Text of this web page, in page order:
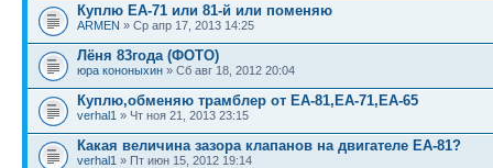
Куплю ЕА-71 или 81-й или поменяю
ARMEN » Ср апр 17, 2013 14:25
Лёня 83года (ФОТО)
юра кононыхин » Сб авг 18, 2012 20:04
Куплю,обменяю трамблер от ЕА-81,ЕА-71,ЕА-65
verhal1 » Чт ноя 21, 2013 23:15
Какая величина зазора клапанов на двигателе ЕА-81?
verhal1 » Пт июн 15, 2012 19:14